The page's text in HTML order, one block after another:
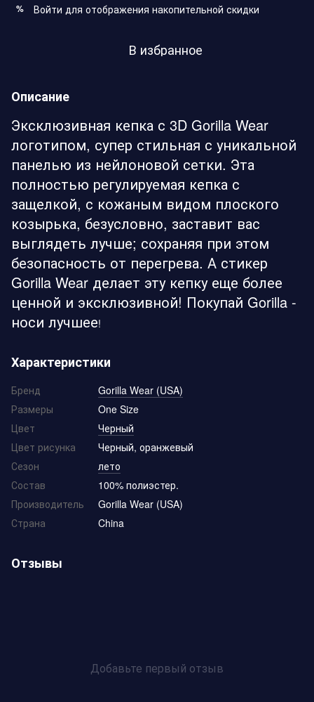
% Войти для отображения накопительной скидки
В избранное
Описание
Эксклюзивная кепка с 3D Gorilla Wear
логотипом, супер стильная с уникальной
панелью из нейлоновой сетки. Эта
полностью регулируемая кепка с
защелкой, с кожаным видом плоского
козырька, безусловно, заставит вас
выглядеть лучше; сохраняя при этом
безопасность от перегрева. А стикер
Gorilla Wear делает эту кепку еще более
ценной и эксклюзивной! Покупай Gorilla -
носи лучшее!
Характеристики
Бренд
Gorilla Wear (USA)
Размеры
One Size
Цвет
Черный
Цвет рисунка
Черный, оранжевый
Сезон
лето
Состав
100% полиэстер.
Производитель
Gorilla Wear (USA)
Страна
China
Отзывы
Добавьте первый отзыв